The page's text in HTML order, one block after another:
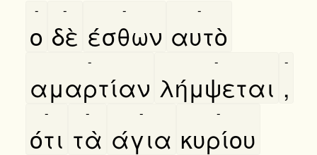
ο
-
δὲ
-
έσθων
-
αυτὸ
-
αμαρτίαν
-
λήμψεται
-
,
-
ότι
-
τὰ
-
άγια
-
κυρίου
-